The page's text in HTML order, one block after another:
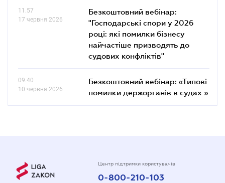
11.57
17 червня 2026
Безкоштовний вебінар:
"Господарські спори у 2026
році: які помилки бізнесу
найчастіше призводять до
судових конфліктів"
09.40
10 червня 2026
Безкоштовний вебінар: «Типові
помилки держорганів в судах »
Центр підтримки користувачів
0-800-210-103